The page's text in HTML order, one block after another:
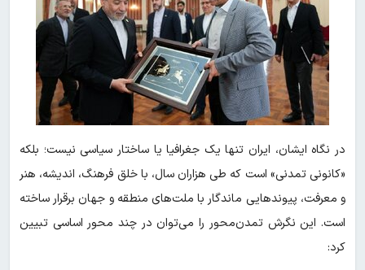
در نگاه ایشان، ایران تنها یک جغرافیا یا ساختار سیاسی نیست؛ بلکه
«کانونی تمدنی» است که طی هزاران سال، با خلق فرهنگ، اندیشه، هنر
و معرفت، پیوندهایی ماندگار با ملت‌های منطقه و جهان برقرار ساخته
است. این نگرش تمدن‌محور را می‌توان در چند محور اساسی تبیین
کرد: